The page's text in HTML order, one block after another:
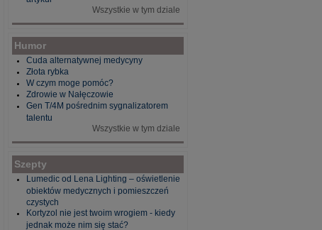
Wszystkie w tym dziale
Humor
Cuda alternatywnej medycyny
Złota rybka
W czym moge pomóc?
Zdrowie w Nałęczowie
Gen T/4M pośrednim sygnalizatorem
talentu
Wszystkie w tym dziale
Szepty
Lumedic od Lena Lighting – oświetlenie
obiektów medycznych i pomieszczeń
czystych
Kortyzol nie jest twoim wrogiem - kiedy
jednak może nim się stać?